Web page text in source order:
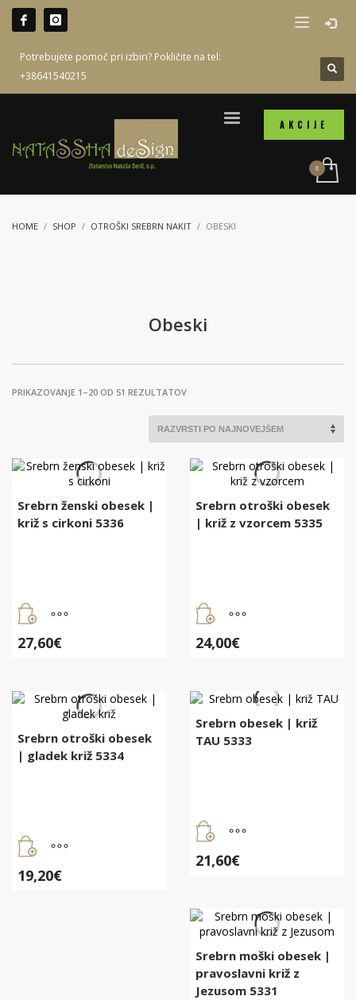
Potrebujete pomoč pri izbiri? Pokličite na tel:
+38641540215
AKCIJE
HOME SHOP OTROŠKI SREBRN NAKIT OBESKI
Obeski
PRIKAZOVANJE 1–20 OD 51 REZULTATOVRAZVRŠČENO
Srebrn ženski obesek |
križ s cirkoni 5336
27,60€
Srebrn otroški obesek
| križ z vzorcem 5335
24,00€
Srebrn otroški obesek
| gladek križ 5334
19,20€
Srebrn obesek | križ
TAU 5333
21,60€
Srebrn moški obesek |
pravoslavni križ z
Jezusom 5331